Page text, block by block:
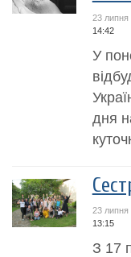
23 липня
14:42
У
дня
23 липня
13:15
З 17